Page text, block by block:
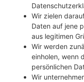
Wir zielen
Daten auf jene
aus legitimen
Wir werden
einholen, wenn
persönlichen
Wir